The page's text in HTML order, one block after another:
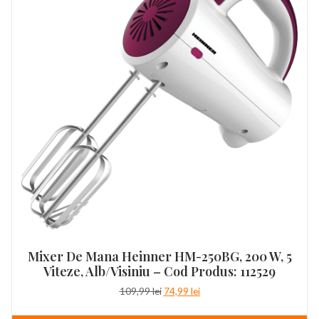
Mixer De Mana Heinner HM-250BG, 200 W, 5
Viteze, Alb/Visiniu – Cod Produs: 112529
109,99lei Prețul
74,99 leiPrețul